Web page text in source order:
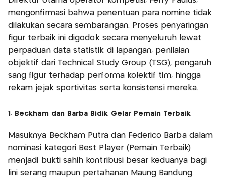
mengonfirmasi bahwa penentuan para nomine tidak
dilakukan secara sembarangan. Proses penyaringan
figur terbaik ini digodok secara menyeluruh lewat
perpaduan data statistik di lapangan, penilaian
objektif dari Technical Study Group (TSG), pengaruh
sang figur terhadap performa kolektif tim, hingga
rekam jejak sportivitas serta konsistensi mereka.
1. Beckham dan Barba Bidik Gelar Pemain Terbaik
Masuknya Beckham Putra dan Federico Barba dalam
nominasi kategori Best Player (Pemain Terbaik)
menjadi bukti sahih kontribusi besar keduanya bagi
lini serang maupun pertahanan Maung Bandung.